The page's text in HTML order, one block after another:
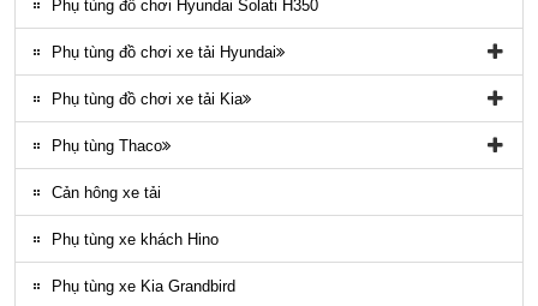
Phụ tùng điều hòa County
Phụ tùng đồ chơi Hyundai Solati H350
Phụ tùng đồ chơi xe tải Hyundai
Phụ tùng đồ chơi xe tải Hyundai HD65, HD72
Phụ tùng Trago
Phụ tung hyundai mighty ex8
Phụ tùng đồ chơi xe tải Kia
Phụ tùng đồ chơi kia Bongo
Phụ tùng Kia K3000
Phụ tùng Thaco
Phụ tùng vỏ xe khách Thaco
Phụ tùng gầm máy xe khách Thaco
Cản hông xe tải
Phụ tùng xe khách Hino
Phụ tùng xe Kia Grandbird